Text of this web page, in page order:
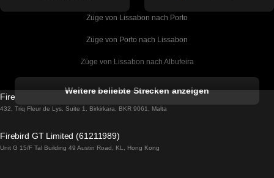
Züge von Lissabon nach Porto
Züge von Porto nach Lissabon
Züge von Lissabon nach Albufeira
Züge von Lissabon nach Lagos
Züge von Lissabon nach Madrid
Weitere beliebte Strecken anzeigen
Firebird GT Limited (OC 1451)
432, Triq Fleur de Lys, Suite 1, Birkirkara, BKR 9061, Malta
Firebird GT Limited (61211989)
Unit G 15/F Tal Building 49 Austin Road, KL, Hong Kong